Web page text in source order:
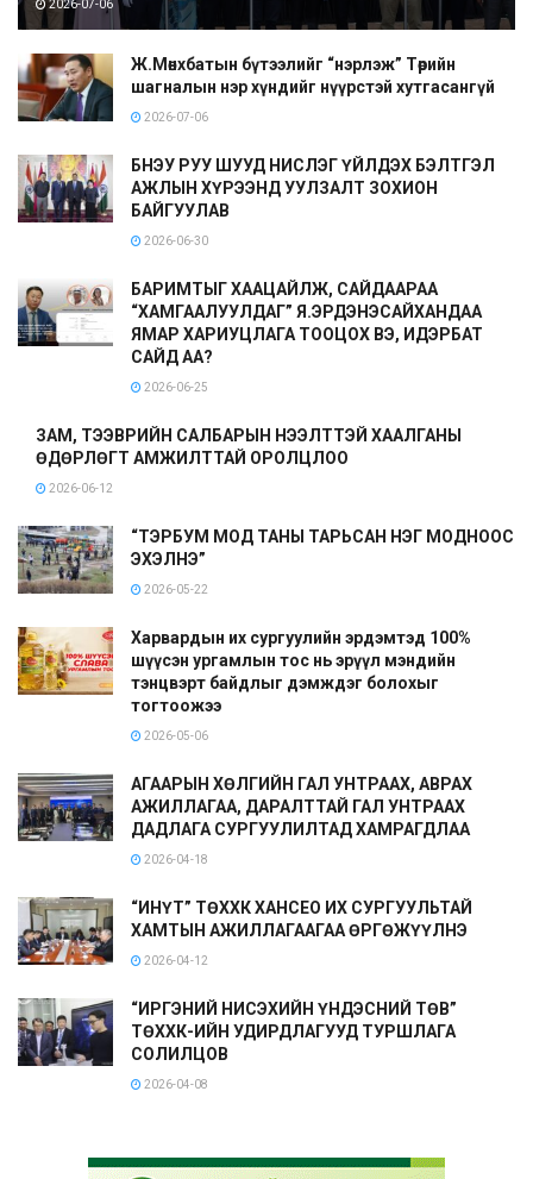
2026-07-06
Ж.Мөнхбатын бүтээлийг “нэрлэж” Төрийн
шагналын нэр хүндийг нүүрстэй хутгасангүй
2026-07-06
БНЭУ РУУ ШУУД НИСЛЭГ ҮЙЛДЭХ БЭЛТГЭЛ
АЖЛЫН ХҮРЭЭНД УУЛЗАЛТ ЗОХИОН
БАЙГУУЛАВ
2026-06-30
БАРИМТЫГ ХААЦАЙЛЖ, САЙДААРАА
“ХАМГААЛУУЛДАГ” Я.ЭРДЭНЭСАЙХАНДАА
ЯМАР ХАРИУЦЛАГА ТООЦОХ ВЭ, ИДЭРБАТ
САЙД АА?
2026-06-25
ЗАМ, ТЭЭВРИЙН САЛБАРЫН НЭЭЛТТЭЙ ХААЛГАНЫ
ӨДӨРЛӨГТ АМЖИЛТТАЙ ОРОЛЦЛОО
2026-06-12
“ТЭРБУМ МОД ТАНЫ ТАРЬСАН НЭГ МОДНООС
ЭХЭЛНЭ”
2026-05-22
Харвардын их сургуулийн эрдэмтэд 100%
шүүсэн ургамлын тос нь эрүүл мэндийн
тэнцвэрт байдлыг дэмждэг болохыг
тогтоожээ
2026-05-06
АГААРЫН ХӨЛГИЙН ГАЛ УНТРААХ, АВРАХ
АЖИЛЛАГАА, ДАРАЛТТАЙ ГАЛ УНТРААХ
ДАДЛАГА СУРГУУЛИЛТАД ХАМРАГДЛАА
2026-04-18
“ИНҮТ” ТӨХХК ХАНСЕО ИХ СУРГУУЛЬТАЙ
ХАМТЫН АЖИЛЛАГААГАА ӨРГӨЖҮҮЛНЭ
2026-04-12
“ИРГЭНИЙ НИСЭХИЙН ҮНДЭСНИЙ ТӨВ”
ТӨХХК-ИЙН УДИРДЛАГУУД ТУРШЛАГА
СОЛИЛЦОВ
2026-04-08